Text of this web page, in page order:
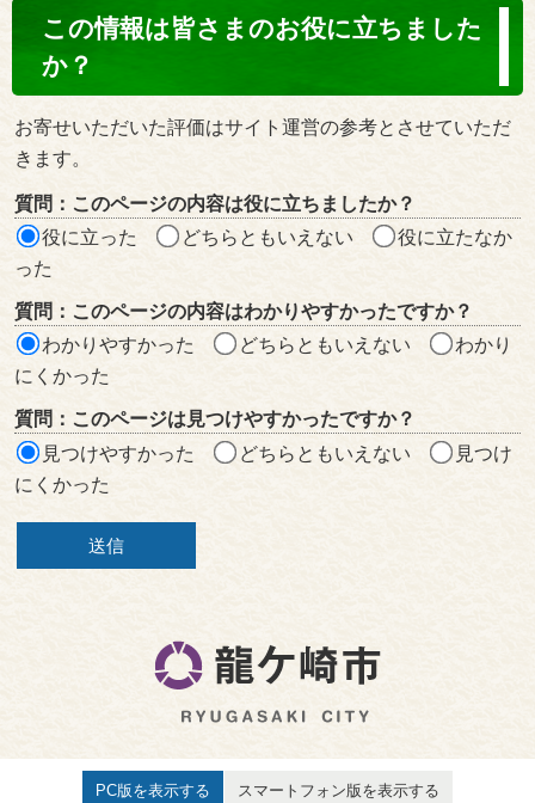
ン
ン
ツ
評
価
ア
この情報は皆さまのお役に立ちました
か？
お寄せいただいた評価はサイト運営の参考とさせていただ
きます。
質問：このページの内容は役に立ちましたか？
役に立った
どちらともいえない
役に立たなか
った
質問：このページの内容はわかりやすかったですか？
わかりやすかった
どちらともいえない
わかり
にくかった
質問：このページは見つけやすかったですか？
見つけやすかった
どちらともいえない
見つけ
にくかった
PC版を表示する スマートフォン版を表示する